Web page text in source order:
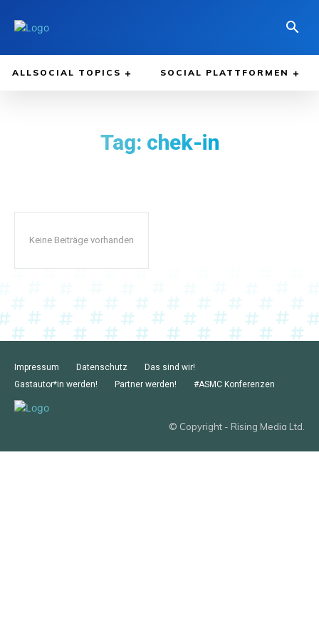
ALLSOCIAL TOPICS SOCIAL PLATTFORMEN
Tag: chek-in
Keine Beiträge vorhanden
Impressum Datenschutz
Das sind wir!
Gastautor*in werden!
Partner werden! #ASMC Konferenzen
© Copyright - Rising Media Ltd.